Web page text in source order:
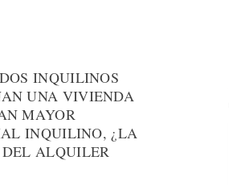
INQUILINOS
UNA VIVIENDA
MAYOR
INQUILINO, ¿LA
DEL ALQUILER